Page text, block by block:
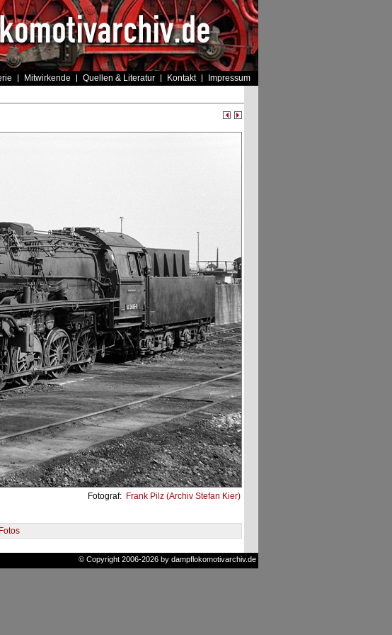
Mitwirkende Quellen & Literatur Kontakt Impressum
Fotograf: Frank Pilz (Archiv Stefan Kier)
© Copyright 2006-2026 by dampflokomotivarchiv.de